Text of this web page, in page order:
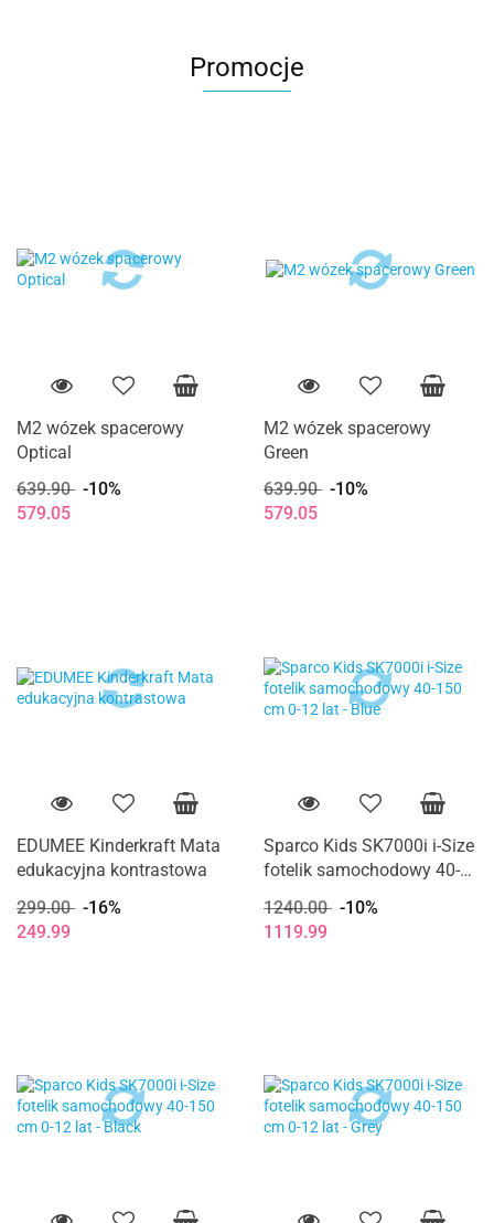
Promocje
M2 wózek spacerowy
Optical
639.90 -10%
579.05
M2 wózek spacerowy
Green
639.90 -10%
579.05
EDUMEE Kinderkraft Mata
edukacyjna kontrastowa
299.00 -16%
249.99
Sparco Kids SK7000i i-Size
fotelik samochodowy 40-
1240.00 -10%
1119.99